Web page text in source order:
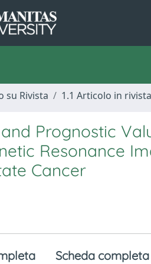
su Rivista 1.1 Articolo in rivista
Prognostic
Resonance
Cancer
Scheda completa